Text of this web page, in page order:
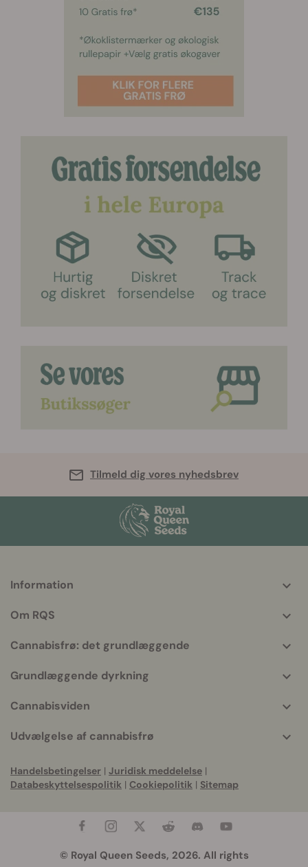
Tilmeld dig vores nyhedsbrev
info
Information
Om RQS
Cannabisfrø: det grundlæggende
Grundlæggende dyrkning
Cannabisviden
Udvælgelse af cannabisfrø
Handelsbetingelser | Juridisk meddelelse |
Databeskyttelsespolitik | Cookiepolitik | Sitemap
© Royal Queen Seeds, 2026. All rights